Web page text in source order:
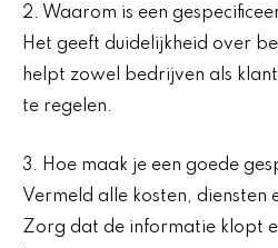
2. Waarom is een
Het geeft duidelijkheid over
helpt zowel bedrijven als
te regelen.
3. Hoe maak je een goede
Vermeld alle kosten,
Zorg dat de informatie klopt